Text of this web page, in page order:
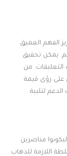
الفهم العميق
يمكن تحقيق
من
على رؤى قيمة
لتلبية
مناصرين
اللازمة للذهاب